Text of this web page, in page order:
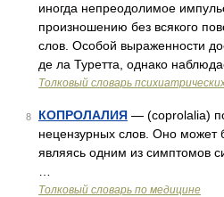
иногда непреодолимое
произношению без всякого
слов. Особой выраженности
де ла Туретта, однако
Толковый словарь
8 КОПРОЛАЛИЯ — (coprolalia)
нецензурных слов. Оно может
являясь одним из симптомов
Толковый словарь по медицине